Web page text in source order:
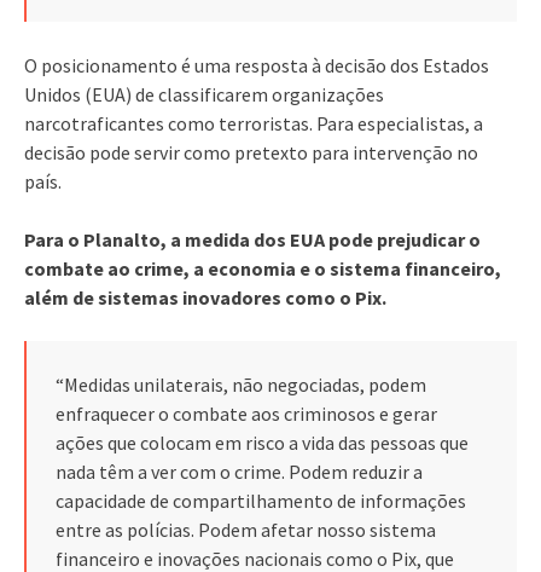
O posicionamento é uma resposta à decisão dos Estados
Unidos (EUA) de classificarem organizações
narcotraficantes como terroristas. Para especialistas, a
decisão pode servir como pretexto para intervenção no
país.
Para o Planalto, a medida dos EUA pode prejudicar o
combate ao crime, a economia e o sistema financeiro,
além de sistemas inovadores como o Pix.
“Medidas unilaterais, não negociadas, podem
enfraquecer o combate aos criminosos e gerar
ações que colocam em risco a vida das pessoas que
nada têm a ver com o crime. Podem reduzir a
capacidade de compartilhamento de informações
entre as polícias. Podem afetar nosso sistema
financeiro e inovações nacionais como o Pix, que